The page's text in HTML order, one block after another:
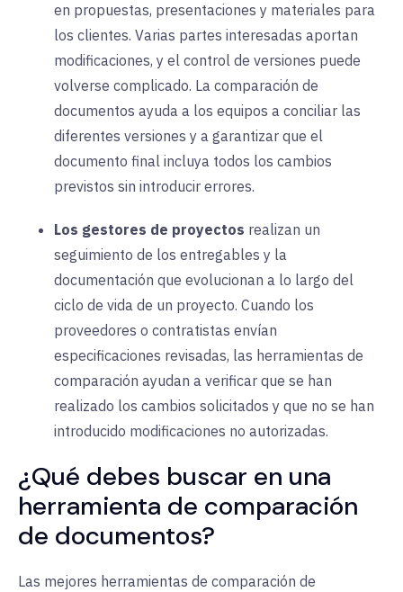
en propuestas, presentaciones y materiales para
los clientes. Varias partes interesadas aportan
modificaciones, y el control de versiones puede
volverse complicado. La comparación de
documentos ayuda a los equipos a conciliar las
diferentes versiones y a garantizar que el
documento final incluya todos los cambios
previstos sin introducir errores.
Los gestores de proyectos realizan un
seguimiento de los entregables y la
documentación que evolucionan a lo largo del
ciclo de vida de un proyecto. Cuando los
proveedores o contratistas envían
especificaciones revisadas, las herramientas de
comparación ayudan a verificar que se han
realizado los cambios solicitados y que no se han
introducido modificaciones no autorizadas.
¿Qué debes buscar en una
herramienta de comparación
de documentos?
Las mejores herramientas de comparación de